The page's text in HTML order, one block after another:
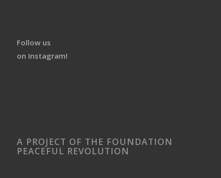
Follow us
on Instagram!
A PROJECT OF THE FOUNDATION
PEACEFUL REVOLUTION